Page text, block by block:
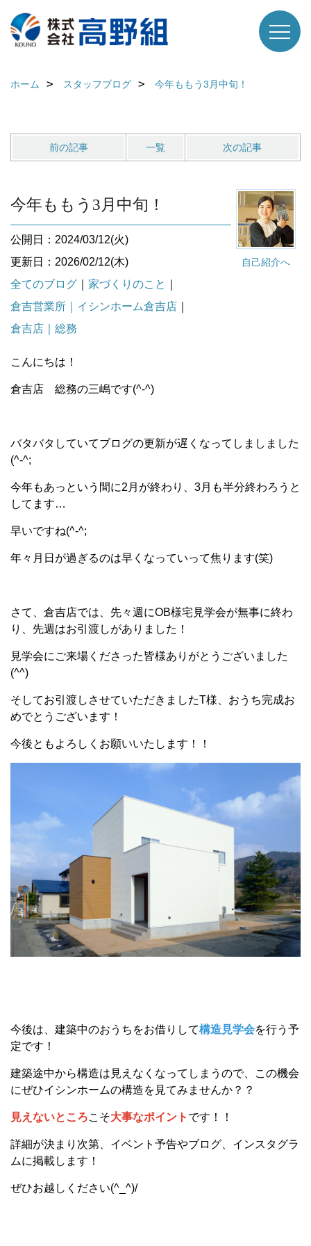
ホーム スタッフブログ 今年ももう3月中旬！
前の記事 一覧 次の記事
自己紹介へ
今年ももう3月中旬！
公開日：2024/03/12(火)
更新日：2026/02/12(木)
全てのブログ
家づくりのこと
倉吉営業所｜イシンホーム倉吉店
倉吉店｜総務
こんにちは！
倉吉店 総務の三嶋です(^-^)
バタバタしていてブログの更新が遅くなってしましました
(^-^;
今年もあっという間に2月が終わり、3月も半分終わろうと
してます…
早いですね(^-^;
年々月日が過ぎるのは早くなっていって焦ります(笑)
さて、倉吉店では、先々週にOB様宅見学会が無事に終わ
り、先週はお引渡しがありました！
見学会にご来場くださった皆様ありがとうございました
(^^)
そしてお引渡しさせていただきましたT様、おうち完成お
めでとうございます！
今後ともよろしくお願いいたします！！
今後は、建築中のおうちをお借りして構造見学会を行う予
定です！
建築途中から構造は見えなくなってしまうので、この機会
にぜひイシンホームの構造を見てみませんか？？
見えないところこそ大事なポイント です！！
詳細が決まり次第、イベント予告やブログ、インスタグラ
ムに掲載します！
ぜひお越しください(^_^)/